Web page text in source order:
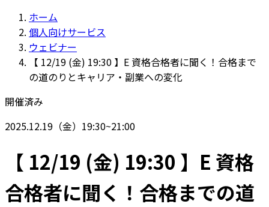
ホーム
個人向けサービス
ウェビナー
【 12/19 (金) 19:30 】E 資格合格者に聞く！合格まで
の道のりとキャリア・副業への変化
開催済み
2025.12.19（金）19:30~21:00
【 12/19 (金) 19:30 】E 資格
合格者に聞く！合格までの道